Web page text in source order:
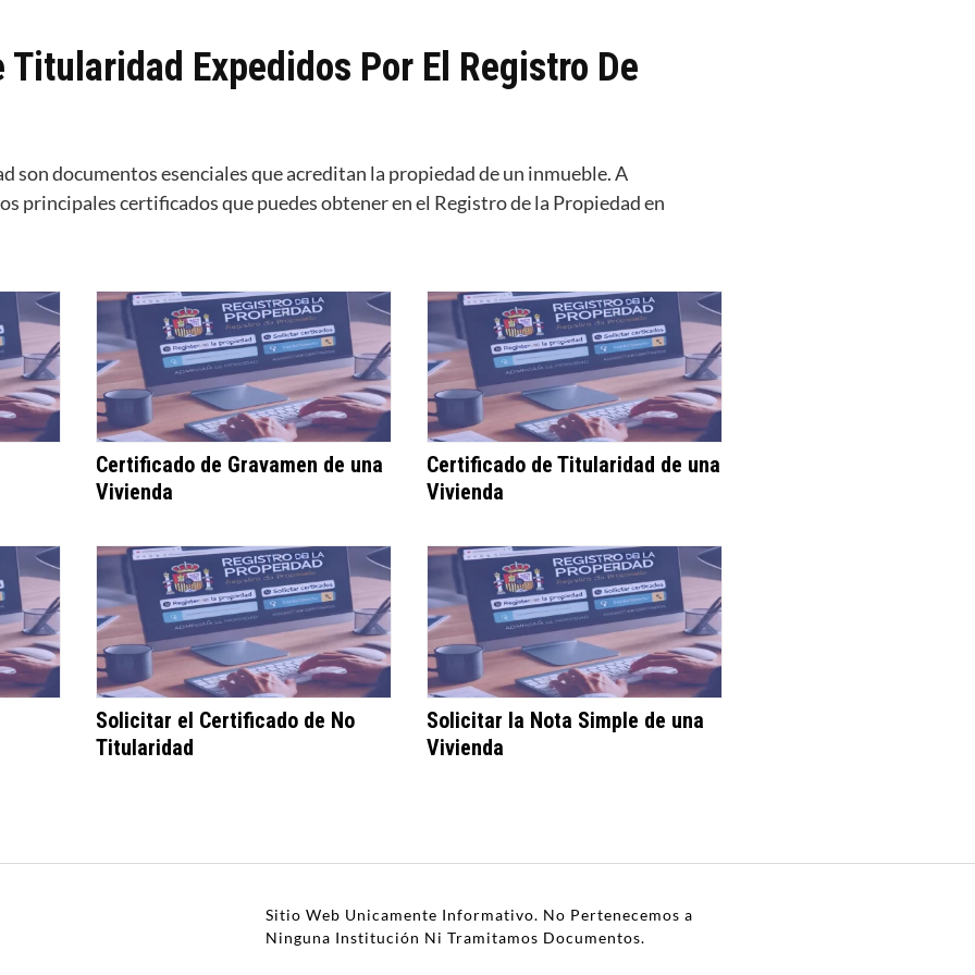
Expedidos Por El Registro De
son documentos esenciales que acreditan la propiedad de un inmueble. A
principales certificados que puedes obtener en el Registro de la Propiedad en
Certificado de Gravamen de una
Vivienda
Certificado de Titularidad de una
Vivienda
Solicitar el Certificado de No
Titularidad
Solicitar la Nota Simple de una
Vivienda
Sitio Web Unicamente Informativo. No Pertenecemos a
Ninguna Institución Ni Tramitamos Documentos.